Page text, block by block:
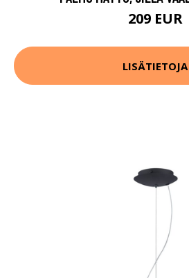
209 EUR
LISÄTIETOJA